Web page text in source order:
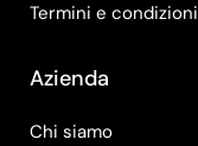
Termini e condizioni
Azienda
Chi siamo